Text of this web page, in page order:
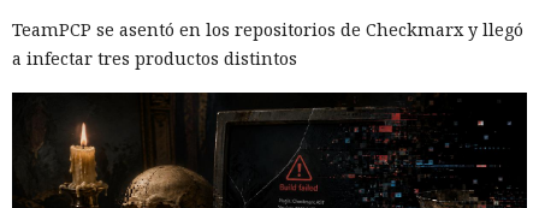
TeamPCP se asentó en los repositorios de Checkmarx y llegó
a infectar tres productos distintos